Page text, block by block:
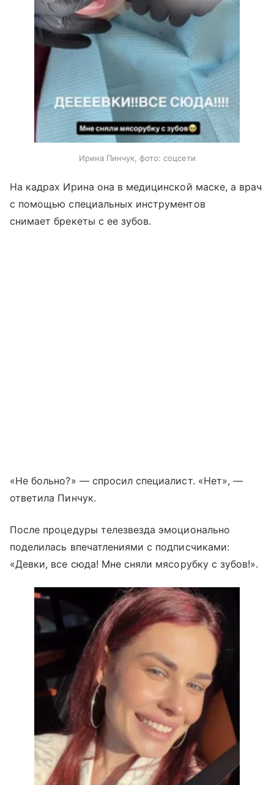
Ирина Пинчук, фото: соцсети
На кадрах Ирина она в медицинской маске, а врач
с помощью специальных инструментов
снимает брекеты с ее зубов.
«Не больно?» — спросил специалист. «Нет», —
ответила Пинчук.
После процедуры телезвезда эмоционально
поделилась впечатлениями с подписчиками:
«Девки, все сюда! Мне сняли мясорубку с зубов!».